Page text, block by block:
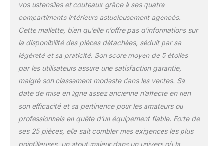
vos ustensiles et couteaux grâce à ses quatre
compartiments intérieurs astucieusement agencés.
Cette mallette, bien qu’elle n’offre pas d’informations sur
la disponibilité des pièces détachées, séduit par sa
légèreté et sa praticité. Son score moyen de 5 étoiles
par les utilisateurs assure une satisfaction garantie,
malgré son classement modeste dans les ventes. Sa
date de mise en ligne assez ancienne n’affecte en rien
son efficacité et sa pertinence pour les amateurs ou
professionnels en quête d’un équipement fiable. Forte de
ses 25 pièces, elle sait combler mes exigences les plus
pointilleuses, un atout majeur dans un univers où la